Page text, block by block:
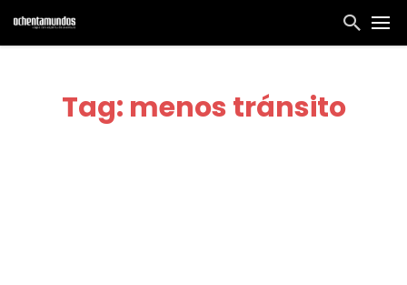
Tag: menos tránsito